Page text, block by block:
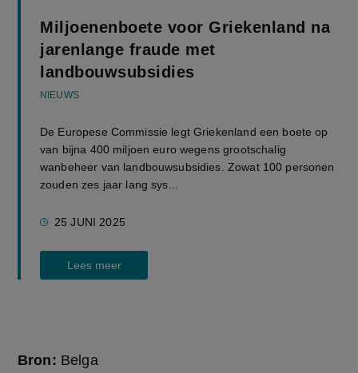
Miljoenenboete voor Griekenland na
jarenlange fraude met
landbouwsubsidies
NIEUWS
De Europese Commissie legt Griekenland een boete op
van bijna 400 miljoen euro wegens grootschalig
wanbeheer van landbouwsubsidies. Zowat 100 personen
zouden zes jaar lang sys...
25 JUNI 2025
Lees meer
Bron: Belga